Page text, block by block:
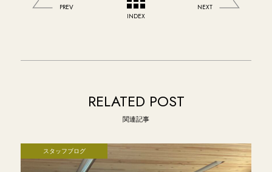
PREV
INDEX
NEXT
RELATED POST
関連記事
スタッフブログ